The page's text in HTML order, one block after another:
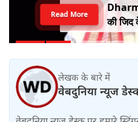
की जिद
ताकत
Read More
लेखक के बारे में
वेबदुनिया न्यूज